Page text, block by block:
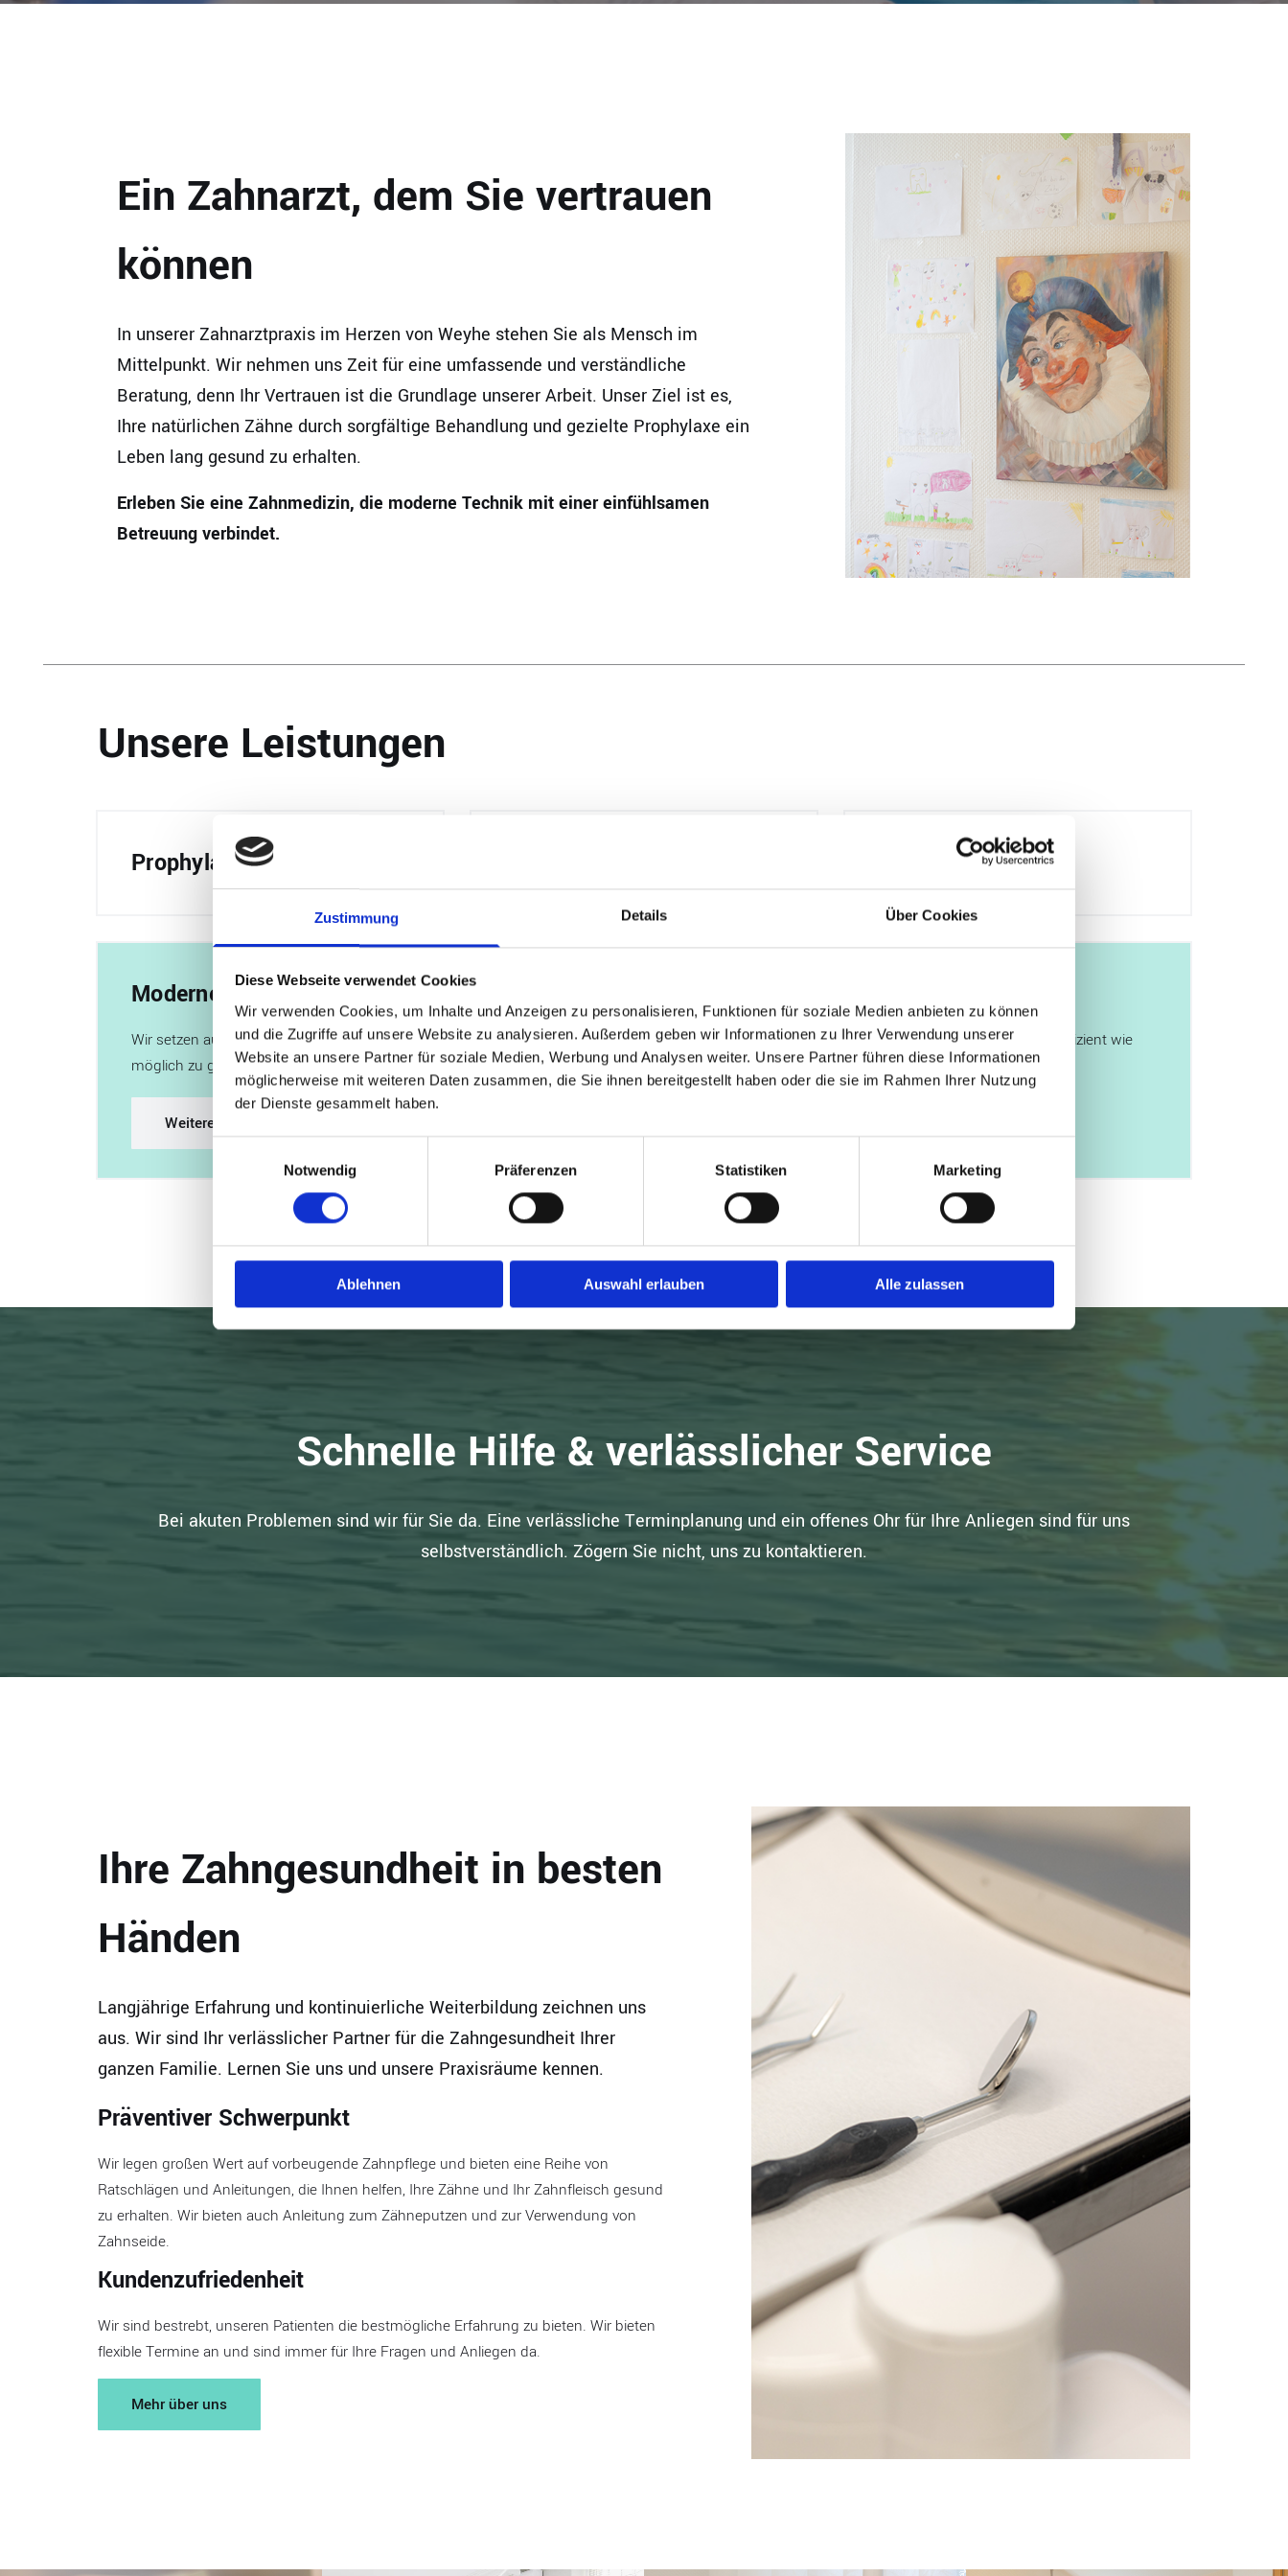
Zustimmung Details Über Cookies
Diese Webseite verwendet Cookies
Wir verwenden Cookies, um Inhalte und Anzeigen zu personalisieren, Funktionen für soziale Medien anbieten zu können
und die Zugriffe auf unsere Website zu analysieren. Außerdem geben wir Informationen zu Ihrer Verwendung unserer
Website an unsere Partner für soziale Medien, Werbung und Analysen weiter. Unsere Partner führen diese Informationen
möglicherweise mit weiteren Daten zusammen, die Sie ihnen bereitgestellt haben oder die sie im Rahmen Ihrer Nutzung
der Dienste gesammelt haben.
Einwilligungsauswahl
Notwendig
Präferenzen Statistiken Marketing
Ablehnen Auswahl erlauben Alle zulassen
Ein Zahnarzt, dem Sie vertrauen
können
In unserer Zahnarztpraxis im Herzen von Weyhe stehen Sie als Mensch im
Mittelpunkt. Wir nehmen uns Zeit für eine umfassende und verständliche
Beratung, denn Ihr Vertrauen ist die Grundlage unserer Arbeit. Unser Ziel ist es,
Ihre natürlichen Zähne durch sorgfältige Behandlung und gezielte Prophylaxe ein
Leben lang gesund zu erhalten.
Erleben Sie eine Zahnmedizin, die moderne Technik mit einer einfühlsamen
Betreuung verbindet.
Unsere Leistungen
Prophylaxe Implantologie
Moderner Zahnersatz ohne Abdruck: Die digitale Abformung
Wir setzen auf fortschrittliche Technologien wie die digitale Abformung für Zahnersatz ohne Abdruck, um Ihre Behandlung so angenehm und effizient wie
möglich zu gestalten. Erfahren Sie mehr über unsere schonenden Verfahren.
Weitere Leistungen hier
Schnelle Hilfe & verlässlicher Service
Bei akuten Problemen sind wir für Sie da. Eine verlässliche Terminplanung und ein offenes Ohr für Ihre Anliegen sind für uns
selbstverständlich. Zögern Sie nicht, uns zu kontaktieren.
Ihre Zahngesundheit in besten
Händen
Langjährige Erfahrung und kontinuierliche Weiterbildung zeichnen uns
aus. Wir sind Ihr verlässlicher Partner für die Zahngesundheit Ihrer
ganzen Familie. Lernen Sie uns und unsere Praxisräume kennen.
Präventiver Schwerpunkt
Wir legen großen Wert auf vorbeugende Zahnpflege und bieten eine Reihe von
Ratschlägen und Anleitungen, die Ihnen helfen, Ihre Zähne und Ihr Zahnfleisch gesund
zu erhalten. Wir bieten auch Anleitung zum Zähneputzen und zur Verwendung von
Zahnseide.
Kundenzufriedenheit
Wir sind bestrebt, unseren Patienten die bestmögliche Erfahrung zu bieten. Wir bieten
flexible Termine an und sind immer für Ihre Fragen und Anliegen da.
Mehr über uns